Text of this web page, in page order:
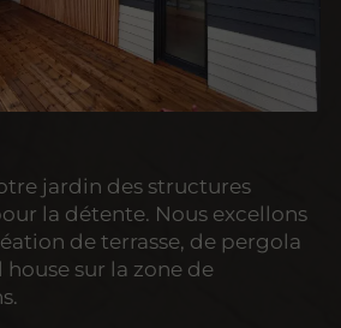
jardin des structures
la détente. Nous excellons
de terrasse, de pergola
sur la zone de